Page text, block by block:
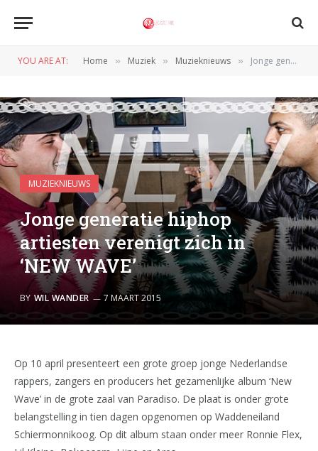
YOU ARE AT: Home » Muziek » Muzieknieuws » Jonge generatie hiphop artiesten verenigt zich in ‘NEW WAVE’
MUZIEKNIEUWS
Jonge generatie hiphop
artiesten verenigt zich in
‘NEW WAVE’
BY WIL WANDER 7 MAART 2015
Op 10 april presenteert een grote groep jonge Nederlandse
rappers, zangers en producers het gezamenlijke album ‘New
Wave’ in de grote zaal van Paradiso. De plaat is onder grote
belangstelling in tien dagen opgenomen op Waddeneiland
Schiermonnikoog. Op dit album staan onder meer Ronnie Flex,